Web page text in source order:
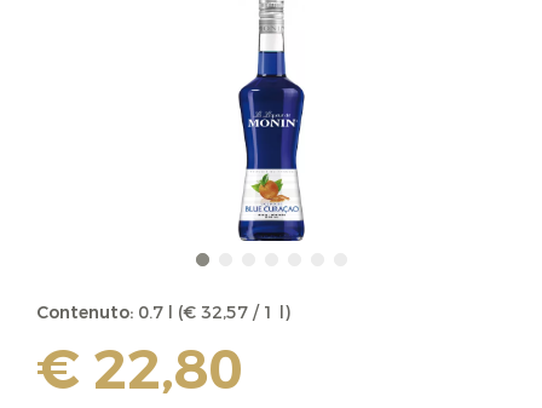
Contenuto: 0.7 l (€ 32,57 / 1 l)
€ 22,80